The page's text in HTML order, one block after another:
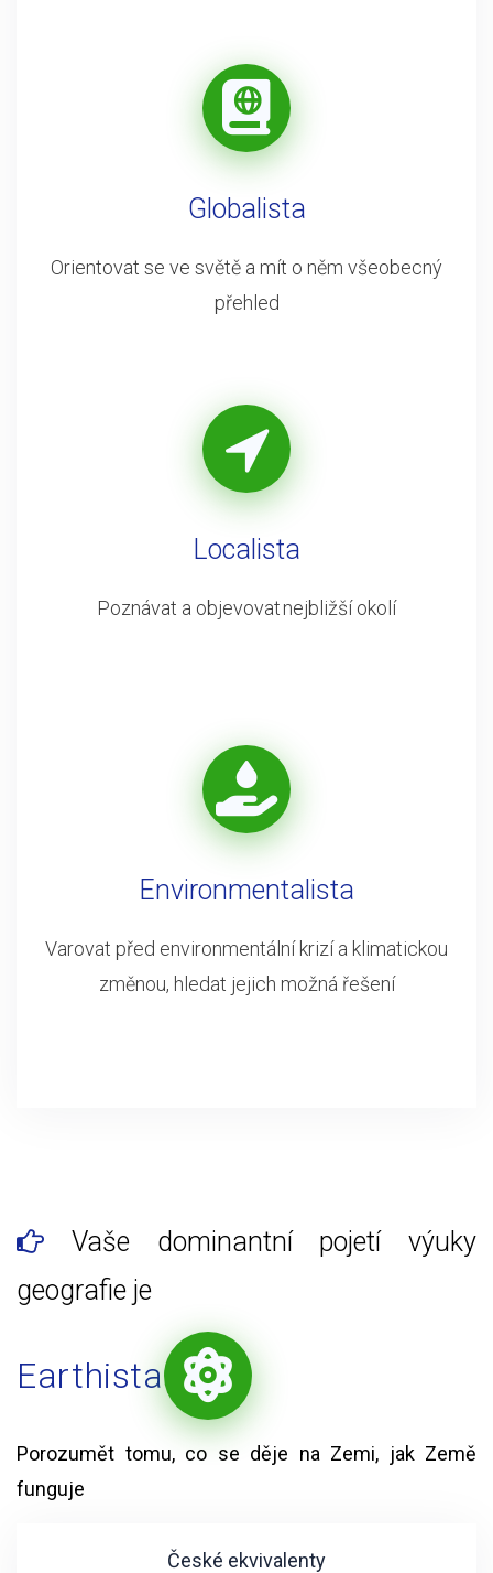
Globalista
Orientovat se ve světě a mít o něm všeobecný
přehled
Localista
Poznávat a objevovat nejbližší okolí
Environmentalista
Varovat před environmentální krizí a klimatickou
změnou, hledat jejich možná řešení
Vaše dominantní pojetí výuky
geografie je
Earthista
Porozumět tomu, co se děje na Zemi, jak Země
funguje
České ekvivalenty